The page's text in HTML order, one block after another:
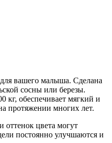
вашего малыша. Сделана
сосны или березы.
кг, обеспечивает мягкий и
протяжении многих лет.
оттенок цвета могут
постоянно улучшаются и